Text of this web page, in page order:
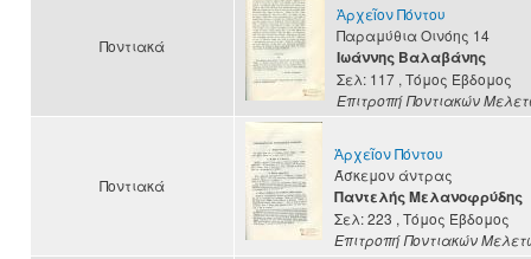
Ποντιακά
Ἀρχεῖον Πόντου
Παραμύθια Οινόης 14
Ιωάννης Βαλαβάνης
Σελ: 117 , Τόμος Έβδομος
Επιτροπή Ποντιακών
Ποντιακά
Ἀρχεῖον Πόντου
Άσκεμον άντρας
Παντελής Μελανοφρύδης
Σελ: 223 , Τόμος Έβδομος
Επιτροπή Ποντιακών